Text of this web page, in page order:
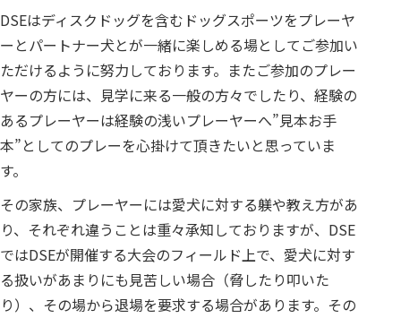
DSEはディスクドッグを含むドッグスポーツをプレーヤ
ーとパートナー犬とが一緒に楽しめる場としてご参加い
ただけるように努力しております。またご参加のプレー
ヤーの方には、見学に来る一般の方々でしたり、経験の
あるプレーヤーは経験の浅いプレーヤーへ”見本お手
本”としてのプレーを心掛けて頂きたいと思っていま
す。
その家族、プレーヤーには愛犬に対する躾や教え方があ
り、それぞれ違うことは重々承知しておりますが、DSE
ではDSEが開催する大会のフィールド上で、愛犬に対す
る扱いがあまりにも見苦しい場合（脅したり叩いた
り）、その場から退場を要求する場合があります。その